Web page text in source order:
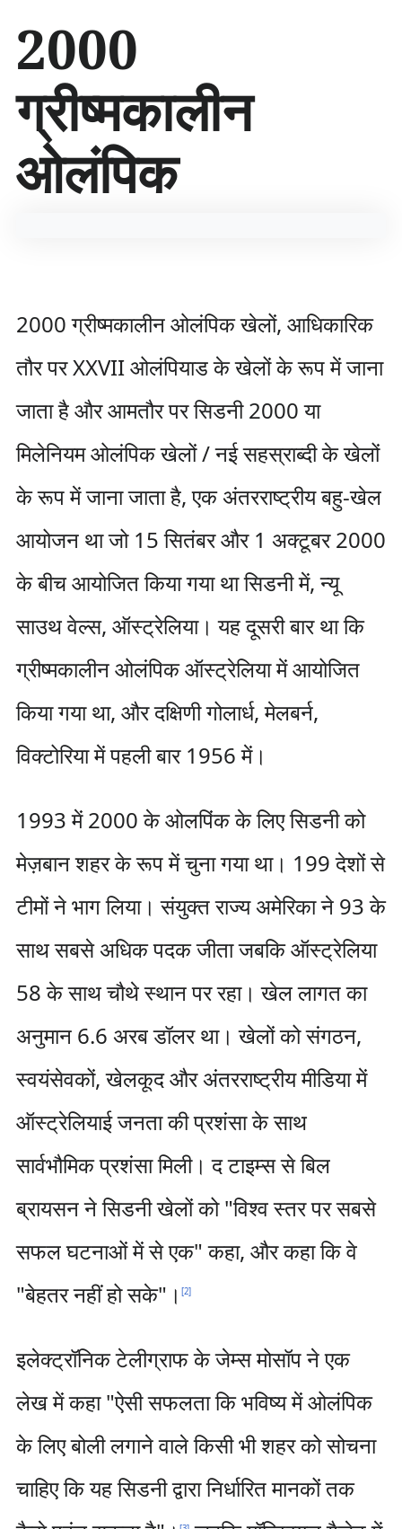
म
ग्री
प
जा
2000
ग्रीष्मकालीन
ओलंपिक
2000 ग्रीष्मकालीन ओलंपिक खेलों, आधिकारिक
तौर पर XXVII ओलंपियाड के खेलों के रूप में जाना
जाता है और आमतौर पर सिडनी 2000 या
मिलेनियम ओलंपिक खेलों / नई सहस्राब्दी के खेलों
के रूप में जाना जाता है, एक अंतरराष्ट्रीय बहु-खेल
आयोजन था जो 15 सितंबर और 1 अक्टूबर 2000
के बीच आयोजित किया गया था सिडनी में, न्यू
साउथ वेल्स, ऑस्ट्रेलिया। यह दूसरी बार था कि
ग्रीष्मकालीन ओलंपिक ऑस्ट्रेलिया में आयोजित
किया गया था, और दक्षिणी गोलार्ध, मेलबर्न,
विक्टोरिया में पहली बार 1956 में।
1993 में 2000 के ओलपिंक के लिए सिडनी को
मेज़बान शहर के रूप में चुना गया था। 199 देशों से
टीमों ने भाग लिया। संयुक्त राज्य अमेरिका ने 93 के
साथ सबसे अधिक पदक जीता जबकि ऑस्ट्रेलिया
58 के साथ चौथे स्थान पर रहा। खेल लागत का
अनुमान 6.6 अरब डॉलर था। खेलों को संगठन,
स्वयंसेवकों, खेलकूद और अंतरराष्ट्रीय मीडिया में
ऑस्ट्रेलियाई जनता की प्रशंसा के साथ
सार्वभौमिक प्रशंसा मिली। द टाइम्स से बिल
ब्रायसन ने सिडनी खेलों को "विश्व स्तर पर सबसे
सफल घटनाओं में से एक" कहा, और कहा कि वे
"बेहतर नहीं हो सके"। [2]
इलेक्ट्रॉनिक टेलीग्राफ के जेम्स मोसॉप ने एक
लेख में कहा "ऐसी सफलता कि भविष्य में ओलंपिक
के लिए बोली लगाने वाले किसी भी शहर को सोचना
चाहिए कि यह सिडनी द्वारा निर्धारित मानकों तक